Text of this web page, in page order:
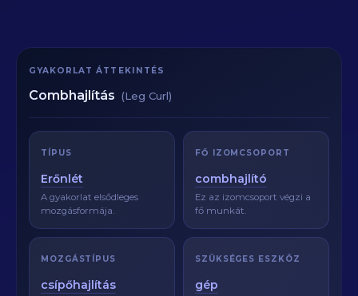
GYAKORLAT ÁTTEKINTÉS
Combhajlítás (Leg Curl)
TÍPUS
Erőnlét
A gyakorlat elsődleges
mozgásformája.
FŐ IZOMCSOPORT
combhajlító
Ez az izomcsoport végzi a
fő munkát.
MOZGÁSTÍPUS
csípőhajlítás
SZÜKSÉGES ESZKÖZ
gép